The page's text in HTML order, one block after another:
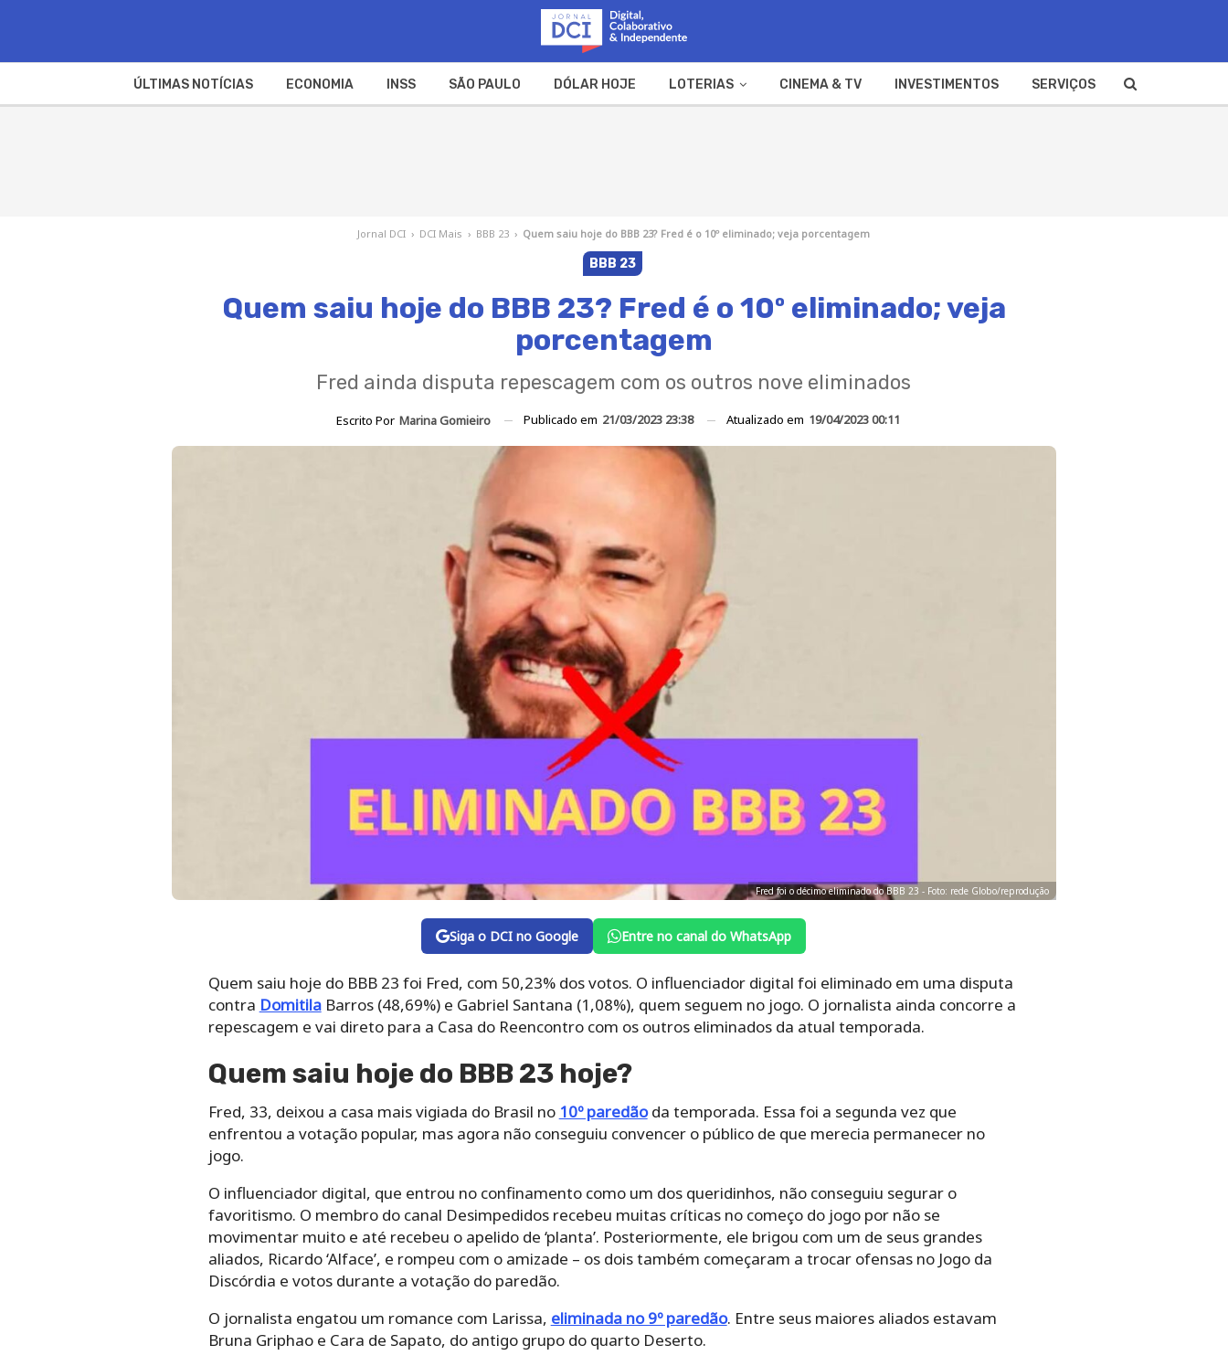
ÚLTIMAS NOTÍCIAS ECONOMIA INSS SÃO PAULO DÓLAR HOJE LOTERIAS CINEMA & TV INVESTIMENTOS SERVIÇOS
Jornal DCI › DCI Mais › BBB 23 › Quem saiu hoje do BBB 23? Fred é o 10º eliminado; veja porcentagem
BBB 23
Quem saiu hoje do BBB 23? Fred é o 10º eliminado; veja
porcentagem
Fred ainda disputa repescagem com os outros nove eliminados
Escrito Por Marina Gomieiro Publicado em 21/03/2023 23:38 Atualizado em 19/04/2023 00:11
Fred foi o décimo eliminado do BBB 23 - Foto: rede Globo/reprodução
Siga o DCI no Google Entre no canal do WhatsApp
Quem saiu hoje do BBB 23 foi Fred, com 50,23% dos votos. O influenciador digital foi eliminado em uma disputa
contra DomitilaBarros (48,69%) e Gabriel Santana (1,08%), quem seguem no jogo. O jornalista ainda concorre a
repescagem e vai direto para a Casa do Reencontro com os outros eliminados da atual temporada.
Quem saiu hoje do BBB 23 hoje?
Fred, 33, deixou a casa mais vigiada do Brasil no 10º paredãoda temporada. Essa foi a segunda vez que
enfrentou a votação popular, mas agora não conseguiu convencer o público de que merecia permanecer no
jogo.
O influenciador digital, que entrou no confinamento como um dos queridinhos, não conseguiu segurar o
favoritismo. O membro do canal Desimpedidos recebeu muitas críticas no começo do jogo por não se
movimentar muito e até recebeu o apelido de ‘planta’. Posteriormente, ele brigou com um de seus grandes
aliados, Ricardo ‘Alface’, e rompeu com o amizade – os dois também começaram a trocar ofensas no Jogo da
Discórdia e votos durante a votação do paredão.
O jornalista engatou um romance com Larissa, eliminada no 9º paredão. Entre seus maiores aliados estavam
Bruna Griphao e Cara de Sapato, do antigo grupo do quarto Deserto.